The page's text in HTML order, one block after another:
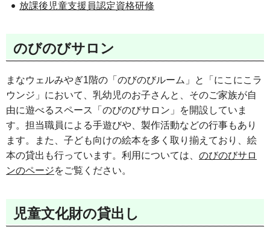
放課後児童支援員認定資格研修
のびのびサロン
まなウェルみやぎ1階の「のびのびルーム」と「にこにこラ
ウンジ」において、乳幼児のお子さんと、そのご家族が自
由に遊べるスペース「のびのびサロン」を開設していま
す。担当職員による手遊びや、製作活動などの行事もあり
ます。また、子ども向けの絵本を多く取り揃えており、絵
本の貸出も行っています。利用については、 のびのびサロ
ンのページをご覧ください。
児童文化財の貸出し